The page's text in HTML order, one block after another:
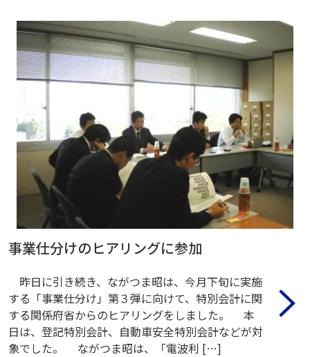
事業仕分けのヒアリングに参加
昨日に引き続き、ながつま昭は、今月下旬に実施
する「事業仕分け」第３弾に向けて、特別会計に関
する関係府省からのヒアリングをしました。 本
日は、登記特別会計、自動車安全特別会計などが対
象でした。 ながつま昭は、「電波利 […]